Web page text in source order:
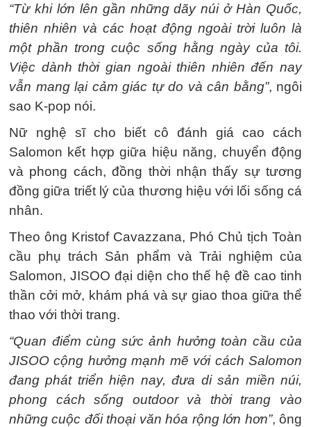
“Từ khi lớn lên gần những dãy núi ở Hàn Quốc,
thiên nhiên và các hoạt động ngoài trời luôn là
một phần trong cuộc sống hằng ngày của tôi.
Việc dành thời gian ngoài thiên nhiên đến nay
vẫn mang lại cảm giác tự do và cân bằng”, ngôi
sao K-pop nói.
Nữ nghệ sĩ cho biết cô đánh giá cao cách
Salomon kết hợp giữa hiệu năng, chuyển động
và phong cách, đồng thời nhận thấy sự tương
đồng giữa triết lý của thương hiệu với lối sống cá
nhân.
Theo ông Kristof Cavazzana, Phó Chủ tịch Toàn
cầu phụ trách Sản phẩm và Trải nghiệm của
Salomon, JISOO đại diện cho thế hệ đề cao tinh
thần cởi mở, khám phá và sự giao thoa giữa thể
thao với thời trang.
“Quan điểm cùng sức ảnh hưởng toàn cầu của
JISOO cộng hưởng mạnh mẽ với cách Salomon
đang phát triển hiện nay, đưa di sản miền núi,
phong cách sống outdoor và thời trang vào
những cuộc đối thoại văn hóa rộng lớn hơn”, ông